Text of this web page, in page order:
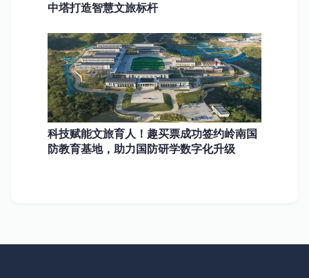
中塔打造智慧文旅标杆
科技赋能文旅育人！趣买票成功签约岭南国
防教育基地，助力国防研学数字化升级